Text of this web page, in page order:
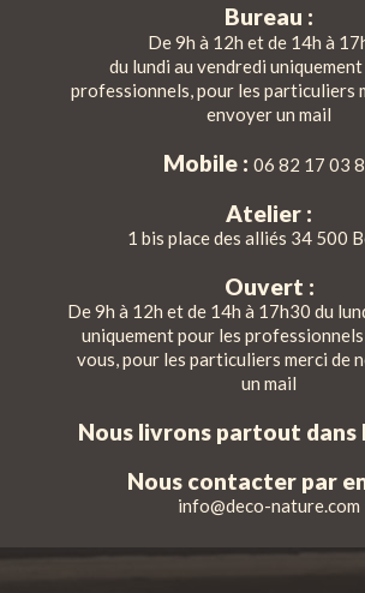
Bureau :
De 9h à 12h et de 14h à
du lundi au vendredi
professionnels, pour les particuliers
envoyer un mail
Mobile : 06 82 17 03
Atelier :
1 bis place des alliés 34 500
Ouvert :
De 9h à 12h et de 14h à 17h30 du
uniquement pour les
vous, pour les particuliers merci de
un mail
Nous livrons partout dans
Nous contacter par
info@deco-nature.com